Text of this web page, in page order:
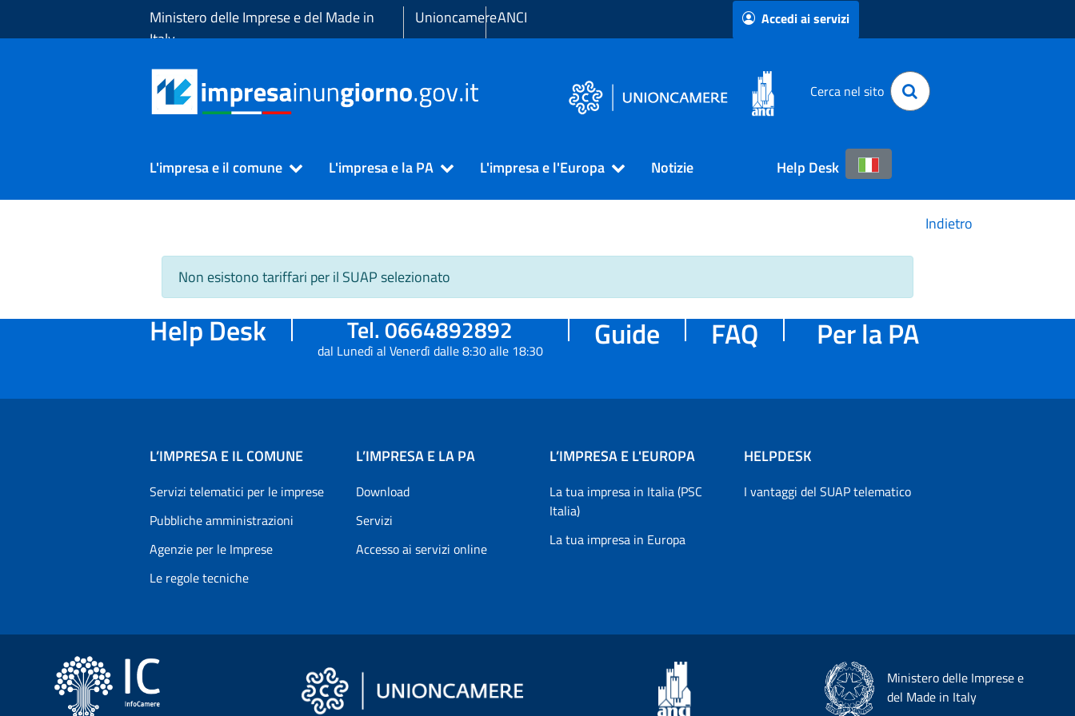
Ministero delle Imprese e del Made in
Italy
UnioncamereANCI Accedi ai servizi
Cerca nel sito
L'impresa e il comune L'impresa e la PA L'impresa e l'Europa Notizie Help Desk
Non esistono tariffari per il SUAP selezionato
Indietro
Help Desk Tel. 0664892892
dal Lunedì al Venerdì dalle 8:30 alle 18:30 Guide FAQ Per la PA
L’IMPRESA E IL COMUNE
Servizi telematici per le imprese
Pubbliche amministrazioni
Agenzie per le Imprese
Le regole tecniche
L’IMPRESA E LA PA
Download
Servizi
Accesso ai servizi online
L’IMPRESA E L'EUROPA
La tua impresa in Italia (PSC
Italia)
La tua impresa in Europa
HELPDESK
I vantaggi del SUAP telematico
Ministero delle Imprese e
del Made in Italy